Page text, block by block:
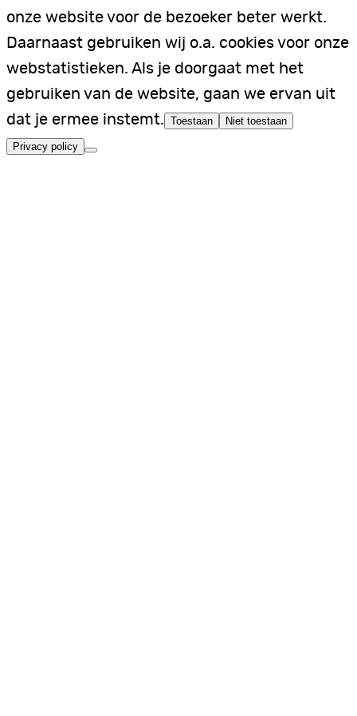
onze website voor de bezoeker beter werkt.
Daarnaast gebruiken wij o.a. cookies voor onze
webstatistieken. Als je doorgaat met het
gebruiken van de website, gaan we ervan uit
dat je ermee instemt. Toestaan Niet toestaan
Privacy policy